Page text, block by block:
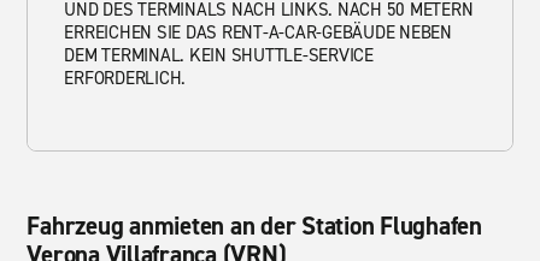
UND DES TERMINALS NACH LINKS. NACH 50 METERN
ERREICHEN SIE DAS RENT-A-CAR-GEBÄUDE NEBEN
DEM TERMINAL. KEIN SHUTTLE-SERVICE
ERFORDERLICH.
Fahrzeug anmieten an der Station Flughafen